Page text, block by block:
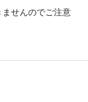
せんのでご注意